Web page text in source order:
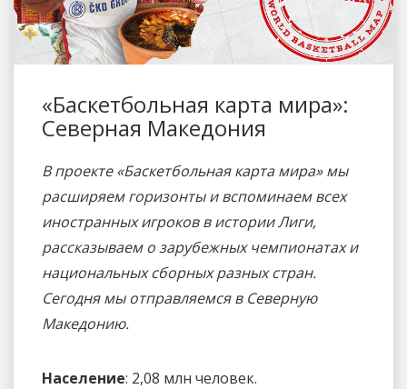
«Баскетбольная карта мира»:
Северная Македония
В проекте «Баскетбольная карта мира» мы
расширяем горизонты и вспоминаем всех
иностранных игроков в истории Лиги,
рассказываем о зарубежных чемпионатах и
национальных сборных разных стран.
Сегодня мы отправляемся в Северную
Македонию.
Население: 2,08 млн человек.